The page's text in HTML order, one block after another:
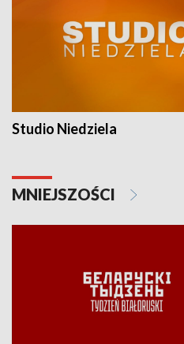
Studio Niedziela
MNIEJSZOŚCI